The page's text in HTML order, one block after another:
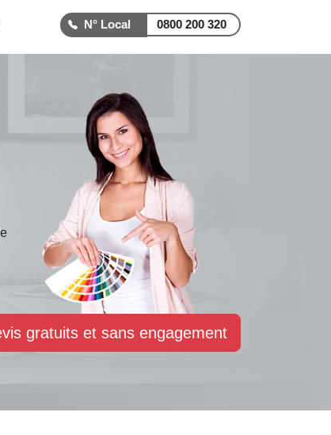
0800 200 320
gratuits et sans engagement